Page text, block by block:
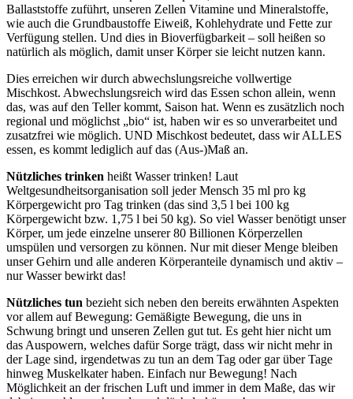
Ballaststoffe zuführt, unseren Zellen Vitamine und Mineralstoffe,
wie auch die Grundbaustoffe Eiweiß, Kohlehydrate und Fette zur
Verfügung stellen. Und dies in Bioverfügbarkeit – soll heißen so
natürlich als möglich, damit unser Körper sie leicht nutzen kann.
Dies erreichen wir durch abwechslungsreiche vollwertige
Mischkost. Abwechslungsreich wird das Essen schon allein, wenn
das, was auf den Teller kommt, Saison hat. Wenn es zusätzlich noch
regional und möglichst „bio“ ist, haben wir es so unverarbeitet und
zusatzfrei wie möglich. UND Mischkost bedeutet, dass wir ALLES
essen, es kommt lediglich auf das (Aus-)Maß an.
Nützliches trinken heißt Wasser trinken! Laut
Weltgesundheitsorganisation soll jeder Mensch 35 ml pro kg
Körpergewicht pro Tag trinken (das sind 3,5 l bei 100 kg
Körpergewicht bzw. 1,75 l bei 50 kg). So viel Wasser benötigt unser
Körper, um jede einzelne unserer 80 Billionen Körperzellen
umspülen und versorgen zu können. Nur mit dieser Menge bleiben
unser Gehirn und alle anderen Körperanteile dynamisch und aktiv –
nur Wasser bewirkt das!
Nützliches tun bezieht sich neben den bereits erwähnten Aspekten
vor allem auf Bewegung: Gemäßigte Bewegung, die uns in
Schwung bringt und unseren Zellen gut tut. Es geht hier nicht um
das Auspowern, welches dafür Sorge trägt, dass wir nicht mehr in
der Lage sind, irgendetwas zu tun an dem Tag oder gar über Tage
hinweg Muskelkater haben. Einfach nur Bewegung! Nach
Möglichkeit an der frischen Luft und immer in dem Maße, das wir